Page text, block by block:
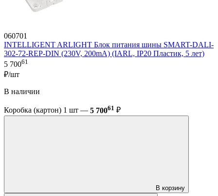
060701
INTELLIGENT ARLIGHT Блок питания шины SMART-DALI-
302-72-REP-DIN (230V, 200mA) (IARL, IP20 Пластик, 5 лет)
5 70061
₽/шт
В наличии
Коробка (картон) 1 шт — 5 70061 ₽
В корзину